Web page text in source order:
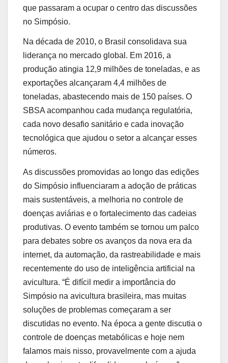
que passaram a ocupar o centro das discussões
no Simpósio.
Na década de 2010, o Brasil consolidava sua
liderança no mercado global. Em 2016, a
produção atingia 12,9 milhões de toneladas, e as
exportações alcançaram 4,4 milhões de
toneladas, abastecendo mais de 150 países. O
SBSA acompanhou cada mudança regulatória,
cada novo desafio sanitário e cada inovação
tecnológica que ajudou o setor a alcançar esses
números.
As discussões promovidas ao longo das edições
do Simpósio influenciaram a adoção de práticas
mais sustentáveis, a melhoria no controle de
doenças aviárias e o fortalecimento das cadeias
produtivas. O evento também se tornou um palco
para debates sobre os avanços da nova era da
internet, da automação, da rastreabilidade e mais
recentemente do uso de inteligência artificial na
avicultura. “É difícil medir a importância do
Simpósio na avicultura brasileira, mas muitas
soluções de problemas começaram a ser
discutidas no evento. Na época a gente discutia o
controle de doenças metabólicas e hoje nem
falamos mais nisso, provavelmente com a ajuda